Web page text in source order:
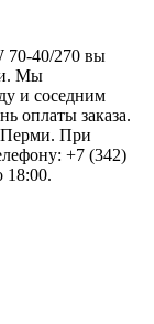
70-40/270 вы
Мы
и соседним
оплаты заказа.
Перми. При
+7 (342)
18:00.